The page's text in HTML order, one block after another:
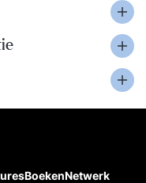
BoekenNetwerk